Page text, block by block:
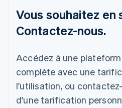
Vous souhaitez en
Contactez-nous.
Accédez à une
complète avec une
l'utilisation, ou
d'une tarification
Liechtenstein
Deutsch English
Lituanie
Luxembourg
Français English
Malaisie
English简体中文
Malte